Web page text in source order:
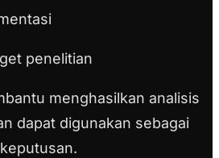
penelitian
menghasilkan analisis
dapat digunakan sebagai